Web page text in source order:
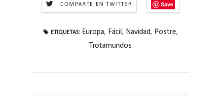
COMPARTE EN TWITTER Save
ETIQUETAS: Europa, Fácil , Navidad, Postre,
Trotamundos